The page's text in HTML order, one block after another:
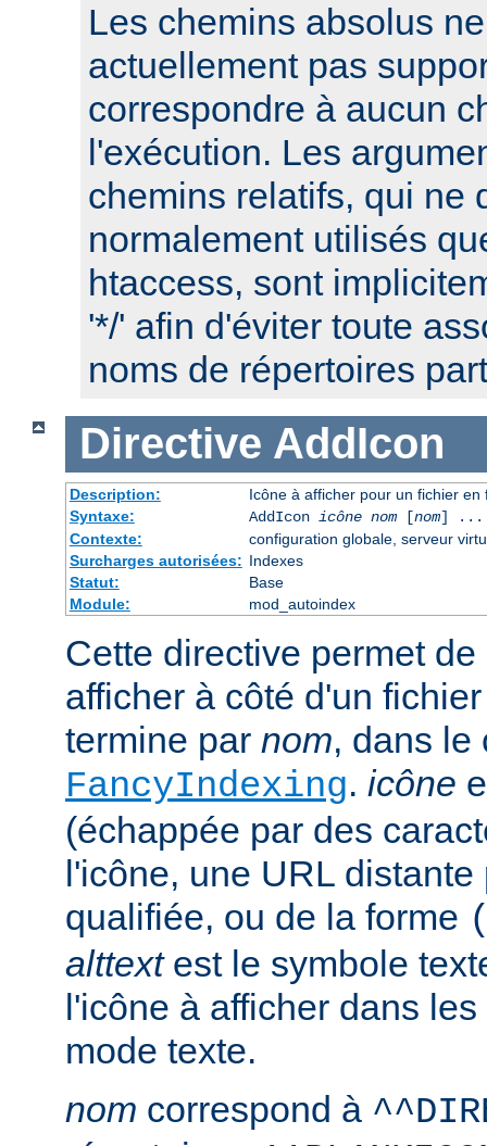
Les chemins absolus
actuellement pas
correspondre à aucun
l'exécution. Les
chemins relatifs, qui ne
normalement utilisés
htaccess, sont
'*/' afin d'éviter toute
noms de répertoires
Directive AddIcon
Description:
Icône à afficher pour un fichier en
Syntaxe:
AddIcon icône nom[nom] ...
Contexte:
configuration globale, serveur
Surcharges autorisées: Indexes
Statut:
Base
Module:
mod_autoindex
Cette directive permet
afficher à côté d'un
termine par nom, dans le
FancyIndexing. icône
(échappée par des
l'icône, une URL
qualifiée, ou de la forme
alttextest le symbole
l'icône à afficher dans
mode texte.
nom correspond à